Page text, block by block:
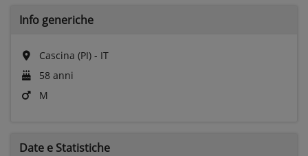
Info generiche
Cascina (PI) - IT
58 anni
M
Date e Statistiche